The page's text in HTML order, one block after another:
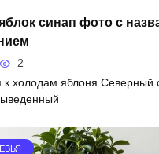
синап фото с
2
к холодам яблоня Северный